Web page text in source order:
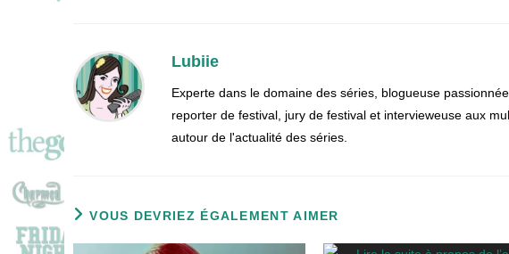
Lubiie
Experte dans le domaine des séries, blogueuse
reporter de festival, jury de festival et intervieweuse aux
autour de l'actualité des séries.
VOUS DEVRIEZ ÉGALEMENT AIMER